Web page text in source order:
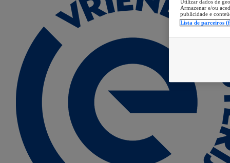
Utilizar dados de
Armazenar e/ou
publicidade e
Lista de parceiros